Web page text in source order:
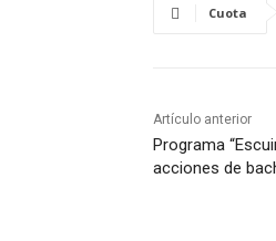
Cuota
Artículo anterior
Programa
acciones de